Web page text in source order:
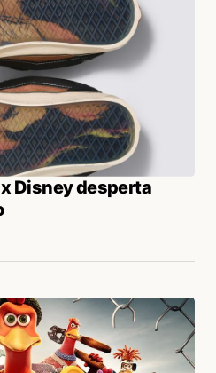
Disney desperta